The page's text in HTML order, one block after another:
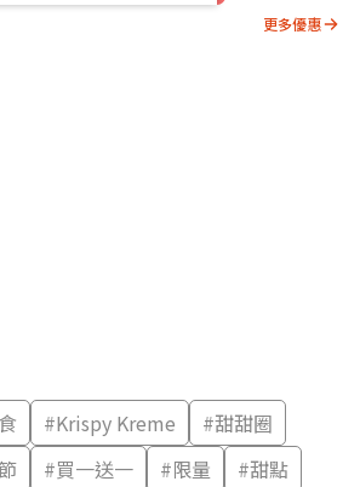
更多優惠
#Krispy Kreme #甜甜圈
#買一送一 #限量 #甜點